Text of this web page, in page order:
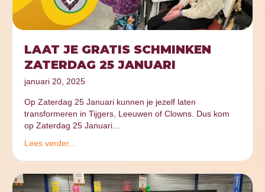
LAAT JE GRATIS SCHMINKEN
ZATERDAG 25 JANUARI
januari 20, 2025
Op Zaterdag 25 Januari kunnen je jezelf laten
transformeren in Tijgers, Leeuwen of Clowns. Dus kom
op Zaterdag 25 Januari…
Lees verder...